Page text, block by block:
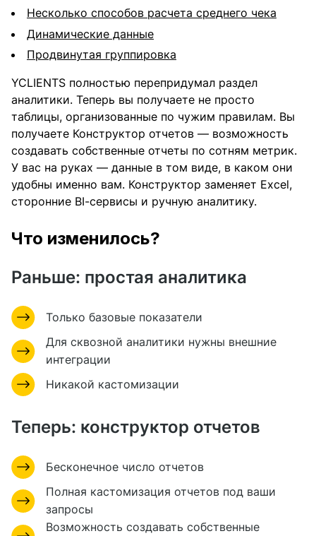
Несколько способов расчета среднего чека
Динамические данные
Продвинутая группировка
YCLIENTS полностью перепридумал раздел
аналитики. Теперь вы получаете не просто
таблицы, организованные по чужим правилам. Вы
получаете Конструктор отчетов — возможность
создавать собственные отчеты по сотням метрик.
У вас на руках — данные в том виде, в каком они
удобны именно вам. Конструктор заменяет Excel,
сторонние BI-сервисы и ручную аналитику.
Что изменилось?
Раньше: простая аналитика
Только базовые показатели
Для сквозной аналитики нужны внешние
интеграции
Никакой кастомизации
Теперь: конструктор отчетов
Бесконечное число отчетов
Полная кастомизация отчетов под ваши
запросы
Возможность создавать собственные